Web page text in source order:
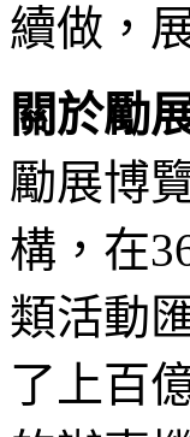
續做，
關於勵
勵展博
構，在
類活動
了上百